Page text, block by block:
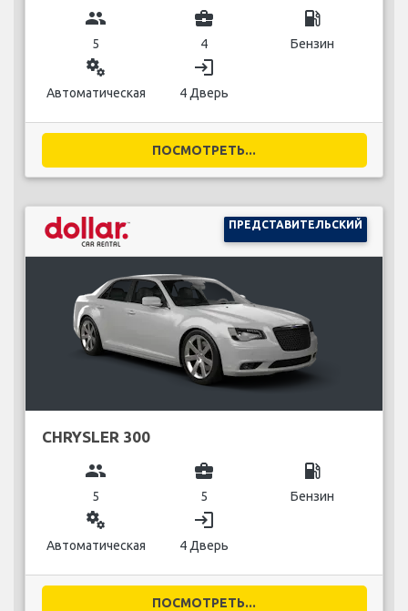
group
5
business_center
4
local_gas_station
Бензин
miscellaneous_services
Автоматическая
login
4 Дверь
ПОСМОТРЕТЬ...
ПРЕДСТАВИТЕЛЬСКИЙ
CHRYSLER 300
group
5
business_center
5
local_gas_station
Бензин
miscellaneous_services
Автоматическая
login
4 Дверь
ПОСМОТРЕТЬ...